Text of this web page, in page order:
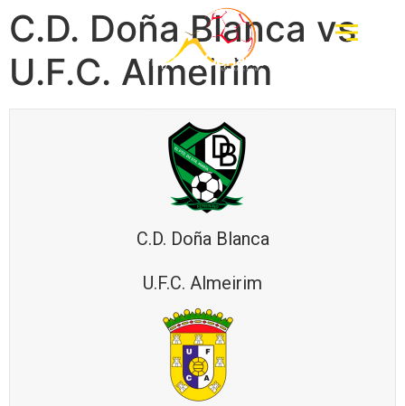
C.D. Doña Blanca vs
U.F.C. Almeirim
C.D. Doña Blanca
U.F.C. Almeirim